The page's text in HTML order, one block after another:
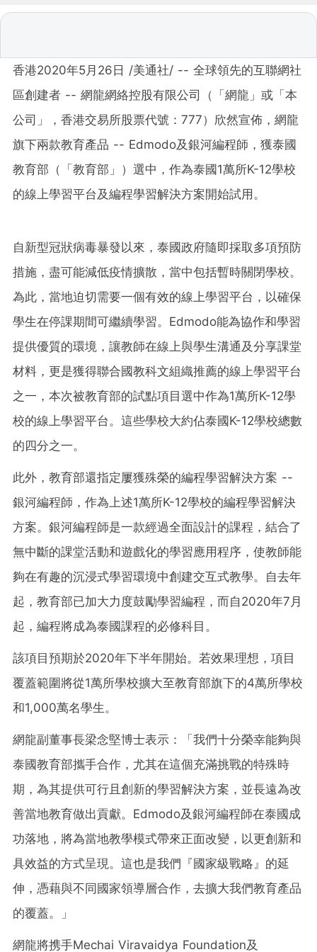
香港2020年5月26日 /美通社/ -- 全球領先的互聯網社
區創建者 -- 網龍網絡控股有限公司（「網龍」或「本
公司」，香港交易所股票代號：777）欣然宣佈，網龍
旗下兩款教育產品 -- Edmodo及銀河編程師，獲泰國
教育部（「教育部」）選中，作為泰國1萬所K-12學校
的線上學習平台及編程學習解決方案開始試用。
自新型冠狀病毒暴發以來，泰國政府隨即採取多項預防
措施，盡可能減低疫情擴散，當中包括暫時關閉學校。
為此，當地迫切需要一個有效的線上學習平台，以確保
學生在停課期間可繼續學習。Edmodo能為協作和學習
提供優質的環境，讓教師在線上與學生溝通及分享課堂
材料，更是獲得聯合國教科文組織推薦的線上學習平台
之一，本次被教育部的試點項目選中作為1萬所K-12學
校的線上學習平台。這些學校大約佔泰國K-12學校總數
的四分之一。
此外，教育部還指定屢獲殊榮的編程學習解決方案 --
銀河編程師，作為上述1萬所K-12學校的編程學習解決
方案。銀河編程師是一款經過全面設計的課程，結合了
無中斷的課堂活動和遊戲化的學習應用程序，使教師能
夠在有趣的沉浸式學習環境中創建交互式教學。自去年
起，教育部已加大力度鼓勵學習編程，而自2020年7月
起，編程將成為泰國課程的必修科目。
該項目預期於2020年下半年開始。若效果理想，項目
覆蓋範圍將從1萬所學校擴大至教育部旗下的4萬所學校
和1,000萬名學生。
網龍副董事長梁念堅博士表示：「我們十分榮幸能夠與
泰國教育部攜手合作，尤其在這個充滿挑戰的特殊時
期，為其提供可行且創新的學習解決方案，並長遠為改
善當地教育做出貢獻。Edmodo及銀河編程師在泰國成
功落地，將為當地教學模式帶來正面改變，以更創新和
具效益的方式呈現。這也是我們『國家級戰略』的延
伸，憑藉與不同國家領導層合作，去擴大我們教育產品
的覆蓋。」
網龍將携手Mechai Viravaidya Foundation及